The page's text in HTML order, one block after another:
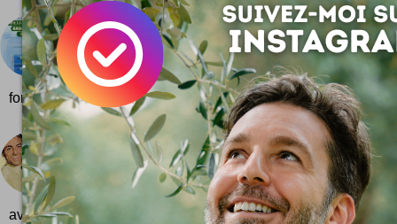
NoPoPo batterie rechargeable à l'eau !
La NoPoPo est une batterie qui se recharge à
n'importe quel liquide. C'est du Japon que ça vient
fort il paraît ! Vous trouverez des NoPopo à 15 dollars ici...
Twitter ou Facebook dans le titre : le secret
J'ai envie de rigoler avant d'aller manger un
donc je lance un test ... Un billet de blog qui
avec un secret même pas confidentiel inside ;) Ceux qui